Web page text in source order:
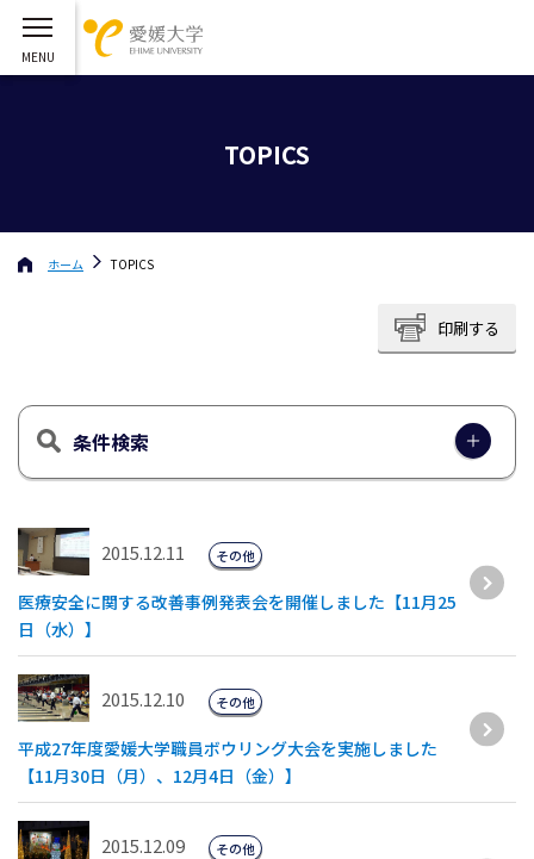
TOPICS
ホーム TOPICS
印刷する
条件検索
2015.12.11
医療安全に関する改善事例発表会を開催しました【11月25
日（水）】
その他
2015.12.10
平成27年度愛媛大学職員ボウリング大会を実施しました
【11月30日（月）、12月4日（金）】
その他
2015.12.09 その他